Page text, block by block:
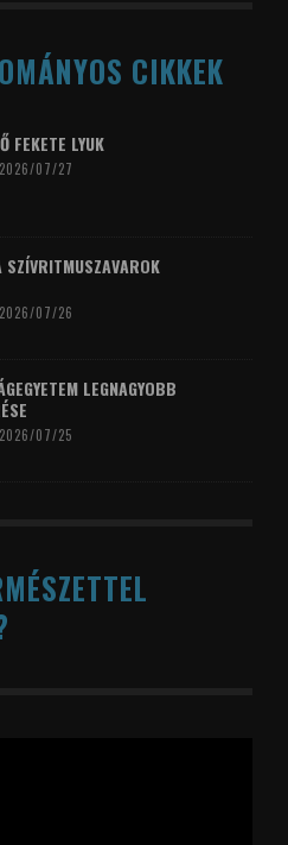
CIKKEK
FEKETE LYUK
2026/07/27
2026/07/26
LEGNAGYOBB
2026/07/25